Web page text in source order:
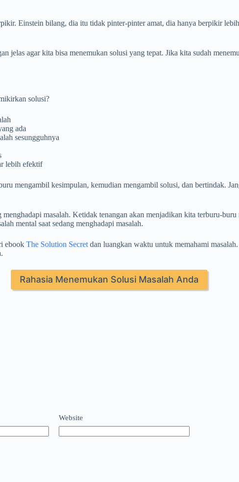
Einstein bilang, dia itu tidak pinter-pinter amat, dia hanya berpikir
jelas agar kita bisa menemukan solusi yang tepat. Jika kita sudah
solusi?
ada
sesungguhnya
lebih efektif
mengambil kesimpulan, kemudian mengambil solusi, dan bertindak.
masalah. Ketidak tenangan akan menjadikan kita terburu-
mental saat sedang menghadapi masalah.
ebook The Solution Secret dan luangkan waktu untuk memahami
Rahasia Menemukan Solusi Masalah Anda
Website